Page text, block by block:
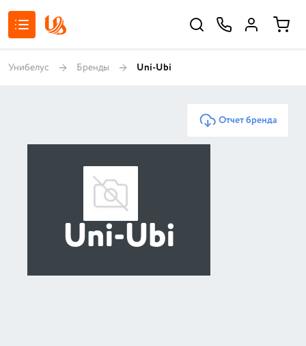
Унибелус Бренды Uni-Ubi
Отчет бренда
Uni-Ubi